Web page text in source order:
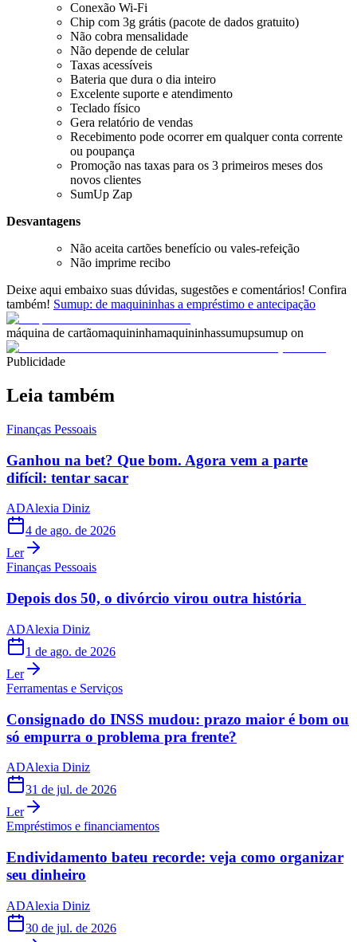
Conexão Wi-Fi
Chip com 3g grátis (pacote de dados gratuito)
Não cobra mensalidade
Não depende de celular
Taxas acessíveis
Bateria que dura o dia inteiro
Excelente suporte e atendimento
Teclado físico
Gera relatório de vendas
Recebimento pode ocorrer em qualquer conta corrente
ou poupança
Promoção nas taxas para os 3 primeiros meses dos
novos clientes
SumUp Zap
Desvantagens
Não aceita cartões benefício ou vales-refeição
Não imprime recibo
Deixe aqui embaixo suas dúvidas, sugestões e comentários! Confira
também! Sumup: de maquininhas a empréstimo e antecipação
máquina de cartãomaquininhamaquininhassumupsumup on
Publicidade
Leia também
Finanças Pessoais
Ganhou na bet? Que bom. Agora vem a parte
difícil: tentar sacar
ADAlexia Diniz
4 de ago. de 2026
Ler
Finanças Pessoais
Depois dos 50, o divórcio virou outra história
ADAlexia Diniz
1 de ago. de 2026
Ler
Ferramentas e Serviços
Consignado do INSS mudou: prazo maior é bom ou
só empurra o problema pra frente?
ADAlexia Diniz
31 de jul. de 2026
Ler
Empréstimos e financiamentos
Endividamento bateu recorde: veja como organizar
seu dinheiro
ADAlexia Diniz
30 de jul. de 2026